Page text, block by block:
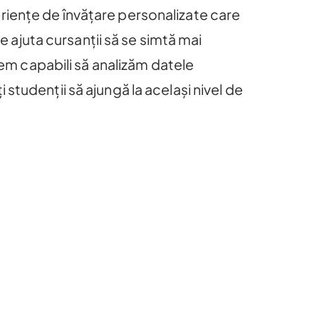
de învățare personalizate care
cursanții să se simtă mai
capabili să analizăm datele
să ajungă la același nivel de